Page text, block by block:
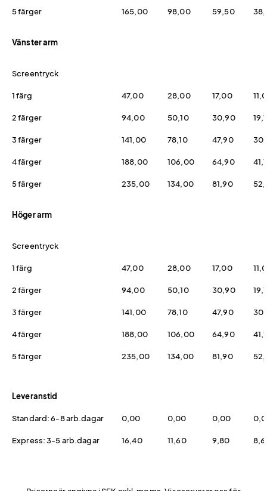
5 färger 165,00 98,00 59,50
Vänster arm
Screentryck
1 färg 47,00 28,00 17,00
2 färger 94,00 50,10 30,90
3 färger 141,00 78,10 47,90
4 färger 188,00 106,00 64,90
5 färger 235,00 134,00 81,90
Höger arm
Screentryck
1 färg 47,00 28,00 17,00
2 färger 94,00 50,10 30,90
3 färger 141,00 78,10 47,90
4 färger 188,00 106,00 64,90
5 färger 235,00 134,00 81,90
Leveranstid
Standard: 6-8 arb.dagar 0,00 0,00 0,00
Express: 3-5 arb.dagar 16,40 11,60 9,80